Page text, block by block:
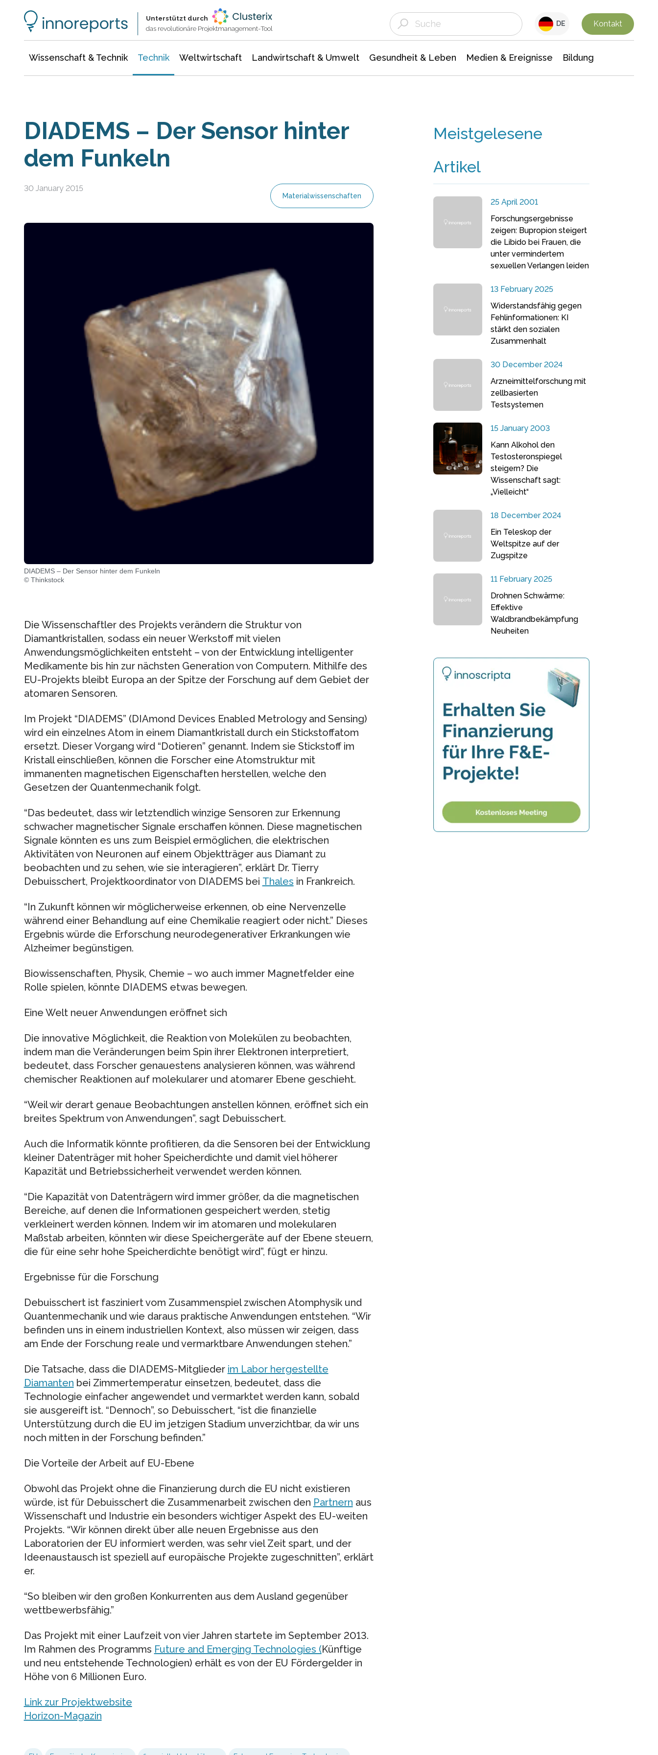
Unterstützt durch
das revolutionäre Projektmanagement-Tool
DE Kontakt
Wissenschaft & Technik Technik Weltwirtschaft Landwirtschaft & Umwelt Gesundheit & Leben Medien & Ereignisse Bildung
DIADEMS – Der Sensor hinter
dem Funkeln
30 January 2015
Materialwissenschaften
DIADEMS – Der Sensor hinter dem Funkeln
© Thinkstock
Die Wissenschaftler des Projekts verändern die Struktur von
Diamantkristallen, sodass ein neuer Werkstoff mit vielen
Anwendungsmöglichkeiten entsteht – von der Entwicklung intelligenter
Medikamente bis hin zur nächsten Generation von Computern. Mithilfe des
EU-Projekts bleibt Europa an der Spitze der Forschung auf dem Gebiet der
atomaren Sensoren.
Im Projekt “DIADEMS” (DIAmond Devices Enabled Metrology and Sensing)
wird ein einzelnes Atom in einem Diamantkristall durch ein Stickstoffatom
ersetzt. Dieser Vorgang wird “Dotieren” genannt. Indem sie Stickstoff im
Kristall einschließen, können die Forscher eine Atomstruktur mit
immanenten magnetischen Eigenschaften herstellen, welche den
Gesetzen der Quantenmechanik folgt.
“Das bedeutet, dass wir letztendlich winzige Sensoren zur Erkennung
schwacher magnetischer Signale erschaffen können. Diese magnetischen
Signale könnten es uns zum Beispiel ermöglichen, die elektrischen
Aktivitäten von Neuronen auf einem Objektträger aus Diamant zu
beobachten und zu sehen, wie sie interagieren”, erklärt Dr. Tierry
Debuisschert, Projektkoordinator von DIADEMS bei Thales in Frankreich.
“In Zukunft können wir möglicherweise erkennen, ob eine Nervenzelle
während einer Behandlung auf eine Chemikalie reagiert oder nicht.” Dieses
Ergebnis würde die Erforschung neurodegenerativer Erkrankungen wie
Alzheimer begünstigen.
Biowissenschaften, Physik, Chemie – wo auch immer Magnetfelder eine
Rolle spielen, könnte DIADEMS etwas bewegen.
Eine Welt neuer Anwendungen eröffnet sich
Die innovative Möglichkeit, die Reaktion von Molekülen zu beobachten,
indem man die Veränderungen beim Spin ihrer Elektronen interpretiert,
bedeutet, dass Forscher genauestens analysieren können, was während
chemischer Reaktionen auf molekularer und atomarer Ebene geschieht.
“Weil wir derart genaue Beobachtungen anstellen können, eröffnet sich ein
breites Spektrum von Anwendungen”, sagt Debuisschert.
Auch die Informatik könnte profitieren, da die Sensoren bei der Entwicklung
kleiner Datenträger mit hoher Speicherdichte und damit viel höherer
Kapazität und Betriebssicherheit verwendet werden können.
“Die Kapazität von Datenträgern wird immer größer, da die magnetischen
Bereiche, auf denen die Informationen gespeichert werden, stetig
verkleinert werden können. Indem wir im atomaren und molekularen
Maßstab arbeiten, könnten wir diese Speichergeräte auf der Ebene steuern,
die für eine sehr hohe Speicherdichte benötigt wird”, fügt er hinzu.
Ergebnisse für die Forschung
Debuisschert ist fasziniert vom Zusammenspiel zwischen Atomphysik und
Quantenmechanik und wie daraus praktische Anwendungen entstehen. “Wir
befinden uns in einem industriellen Kontext, also müssen wir zeigen, dass
am Ende der Forschung reale und vermarktbare Anwendungen stehen.”
Die Tatsache, dass die DIADEMS-Mitglieder im Labor hergestellte
Diamanten bei Zimmertemperatur einsetzen, bedeutet, dass die
Technologie einfacher angewendet und vermarktet werden kann, sobald
sie ausgereift ist. “Dennoch”, so Debuisschert, “ist die finanzielle
Unterstützung durch die EU im jetzigen Stadium unverzichtbar, da wir uns
noch mitten in der Forschung befinden.”
Die Vorteile der Arbeit auf EU-Ebene
Obwohl das Projekt ohne die Finanzierung durch die EU nicht existieren
würde, ist für Debuisschert die Zusammenarbeit zwischen den Partnern aus
Wissenschaft und Industrie ein besonders wichtiger Aspekt des EU-weiten
Projekts. “Wir können direkt über alle neuen Ergebnisse aus den
Laboratorien der EU informiert werden, was sehr viel Zeit spart, und der
Ideenaustausch ist speziell auf europäische Projekte zugeschnitten”, erklärt
er.
“So bleiben wir den großen Konkurrenten aus dem Ausland gegenüber
wettbewerbsfähig.”
Das Projekt mit einer Laufzeit von vier Jahren startete im September 2013.
Im Rahmen des Programms Future and Emerging Technologies (Künftige
und neu entstehende Technologien) erhält es von der EU Fördergelder in
Höhe von 6 Millionen Euro.
Link zur Projektwebsite
Horizon-Magazin
Meistgelesene
Artikel
25 April 2001
Forschungsergebnisse
zeigen: Bupropion steigert
die Libido bei Frauen, die
unter vermindertem
sexuellen Verlangen leiden
13 February 2025
Widerstandsfähig gegen
Fehlinformationen: KI
stärkt den sozialen
Zusammenhalt
30 December 2024
Arzneimittelforschung mit
zellbasierten
Testsystemen
15 January 2003
Kann Alkohol den
Testosteronspiegel
steigern? Die
Wissenschaft sagt:
„Vielleicht“
18 December 2024
Ein Teleskop der
Weltspitze auf der
Zugspitze
11 February 2025
Drohnen Schwärme:
Effektive
Waldbrandbekämpfung
Neuheiten